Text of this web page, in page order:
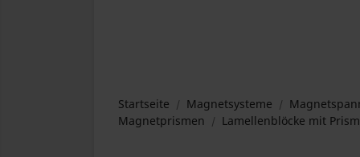
Startseite Magnetsysteme
Magnetprismen
Lamellenblöcke mit